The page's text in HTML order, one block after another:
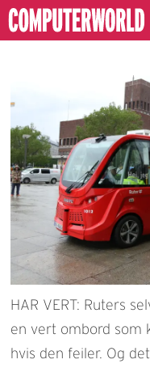
HAR VERT: Ruters
en vert ombord som
hvis den feiler. Og